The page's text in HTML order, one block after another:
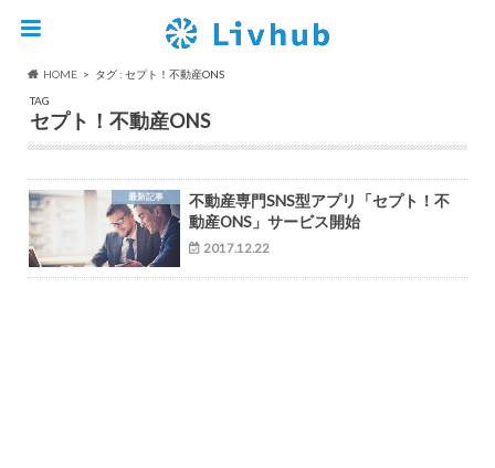
HOME
タグ : セプト！不動産ONS
TAG
セプト！不動産ONS
最新記事
不動産専門SNS型アプリ「セプト！不
動産ONS」サービス開始
2017.12.22